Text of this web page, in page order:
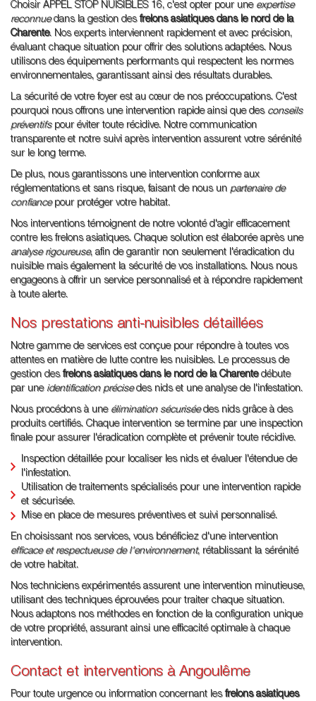
Choisir APPEL STOP NUISIBLES 16, c'est opter pour une expertise
reconnuedans la gestion desfrelons asiatiques dans le nord de la
Charente. Nos experts interviennent rapidement et avec précision,
évaluant chaque situation pour offrir des solutions adaptées. Nous
utilisons des équipements performants qui respectent les normes
environnementales, garantissant ainsi des résultats durables.
La sécurité de votre foyer est au cœur de nos préoccupations. C'est
pourquoi nous offrons une intervention rapide ainsi que des conseils
préventifspour éviter toute récidive. Notre communication
transparente et notre suivi après intervention assurent votre sérénité
sur le long terme.
De plus, nous garantissons une intervention conforme aux
réglementations et sans risque, faisant de nous un partenaire de
confiancepour protéger votre habitat.
Nos interventions témoignent de notre volonté d'agir efficacement
contre les frelons asiatiques. Chaque solution est élaborée après une
analyse rigoureuse, afin de garantir non seulement l'éradication du
nuisible mais également la sécurité de vos installations. Nous nous
engageons à offrir un service personnalisé et à répondre rapidement
à toute alerte.
Nos prestations anti-nuisibles détaillées
Notre gamme de services est conçue pour répondre à toutes vos
attentes en matière de lutte contre les nuisibles. Le processus de
gestion desfrelons asiatiques dans le nord de la Charentedébute
par une identification précisedes nids et une analyse de l'infestation.
Nous procédons à une élimination sécuriséedes nids grâce à des
produits certifiés. Chaque intervention se termine par une inspection
finale pour assurer l'éradication complète et prévenir toute récidive.
Inspection détaillée pour localiser les nids et évaluer l'étendue de
l'infestation.
Utilisation de traitements spécialisés pour une intervention rapide
et sécurisée.
Mise en place de mesures préventives et suivi personnalisé.
En choisissant nos services, vous bénéficiez d'une intervention
efficace et respectueuse de l'environnement, rétablissant la sérénité
de votre habitat.
Nos techniciens expérimentés assurent une intervention minutieuse,
utilisant des techniques éprouvées pour traiter chaque situation.
Nous adaptons nos méthodes en fonction de la configuration unique
de votre propriété, assurant ainsi une efficacité optimale à chaque
intervention.
Contact et interventions à Angoulême
Pour toute urgence ou information concernant lesfrelons asiatiques